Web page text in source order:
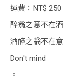
運費：NT$ 250
醉翁之意不在酒
酒醉之翁不在意
Don't mind
。